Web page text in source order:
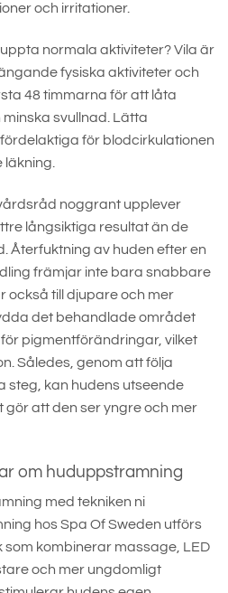
och irritationer.
normala aktiviteter? Vila är
fysiska aktiviteter och
48 timmarna för att låta
svullnad. Lätta
för blodcirkulationen
noggrant upplever
långsiktiga resultat än de
Återfuktning av huden efter en
främjar inte bara snabbare
också till djupare och mer
det behandlade området
pigmentförändringar, vilket
Således, genom att följa
steg, kan hudens utseende
att den ser yngre och mer
om huduppstramning
med tekniken ni
hos Spa Of Sweden utförs
kombinerar massage, LED
och mer ungdomligt